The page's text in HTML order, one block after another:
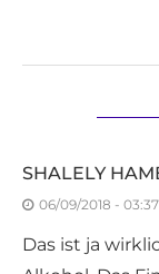
SHALELY
06/09/2018 - 03:37
Das ist ja